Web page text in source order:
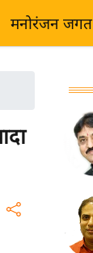
मनोरंजन जगत